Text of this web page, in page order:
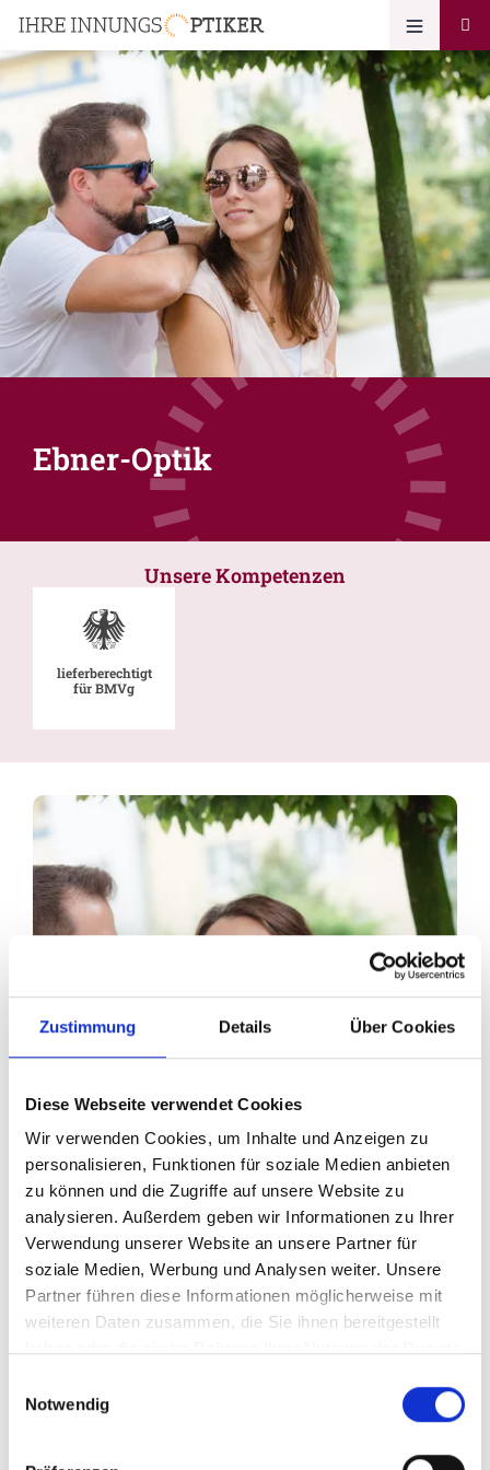
Zustimmung Details Über Cookies
Diese Webseite verwendet Cookies
Wir verwenden Cookies, um Inhalte und Anzeigen zu
personalisieren, Funktionen für soziale Medien anbieten
zu können und die Zugriffe auf unsere Website zu
analysieren. Außerdem geben wir Informationen zu Ihrer
Verwendung unserer Website an unsere Partner für
soziale Medien, Werbung und Analysen weiter. Unsere
Partner führen diese Informationen möglicherweise mit
weiteren Daten zusammen, die Sie ihnen bereitgestellt
Notwendig
Ebner-Optik
Unsere Kompetenzen
lieferberechtigt
für BMVg
Ihr Partner für optimales
Sehen in Waldshut-Tiengen
Als erster Ansprechpartner für das gute Sehen sind wir
anatomisch und ästhetisch perfekt auf Ihre
individuellen Wünsche und Bedürfnisse angepasste
Sehhilfe kümmern. Wir sind auch oft die Ersten, die